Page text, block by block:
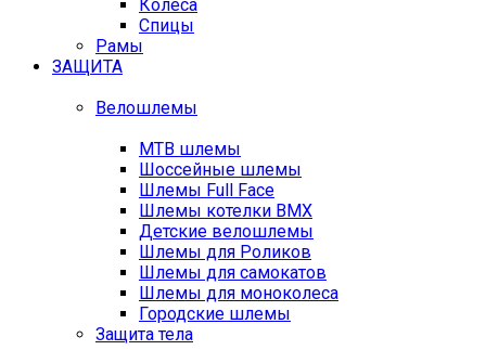
Колеса
Спицы
Рамы
ЗАЩИТА
Велошлемы
MTB шлемы
Шоссейные шлемы
Шлемы Full Face
Шлемы котелки BMX
Детские велошлемы
Шлемы для Роликов
Шлемы для самокатов
Шлемы для моноколеса
Городские шлемы
Защита тела